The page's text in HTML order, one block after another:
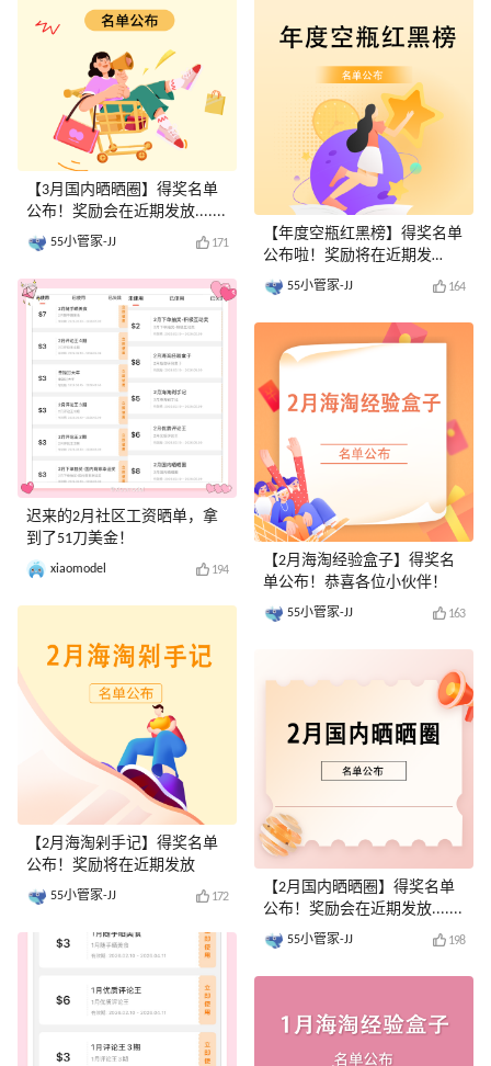
【3月国内晒晒圈】得奖名单
公布！奖励会在近期发放.......
55小管家-JJ 171
迟来的2月社区工资晒单，拿
到了51刀美金！
xiaomodel 194
【2月海淘剁手记】得奖名单
公布！奖励将在近期发放
55小管家-JJ 172
【年度空瓶红黑榜】得奖名单
公布啦！奖励将在近期发
放......55小管家-JJ 164
【2月海淘经验盒子】得奖名
单公布！恭喜各位小伙伴！
55小管家-JJ 163
【2月国内晒晒圈】得奖名单
公布！奖励会在近期发放.......
55小管家-JJ 198